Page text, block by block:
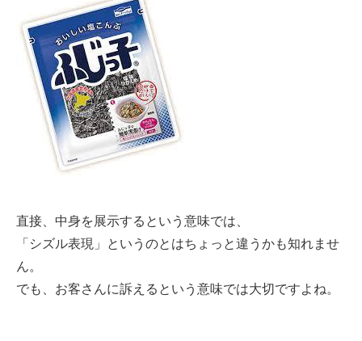
直接、中身を展示するという意味では、
「シズル表現」というのとはちょっと違うかも知れませ
ん。
でも、お客さんに訴えるという意味では大切ですよね。